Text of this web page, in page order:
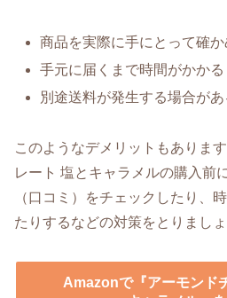
商品を実際に手にとって確
手元に届くまで時間がかかる
別途送料が発生する場合があ
このようなデメリットもありま
レート 塩とキャラメルの購入前
（口コミ）をチェックしたり、
たりするなどの対策をとりましょ
Amazonで『アーモンド